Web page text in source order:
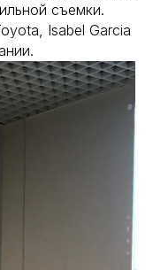
съемки.
Isabel Garcia